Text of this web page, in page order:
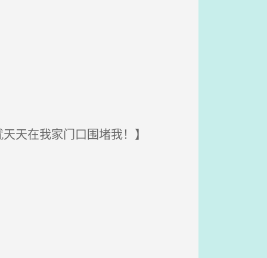
天在我家门口围堵我！】